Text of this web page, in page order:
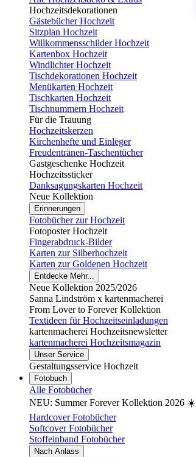
Hochzeitsdekorationen
Gästebücher Hochzeit
Sitzplan Hochzeit
Willkommensschilder Hochzeit
Kartenbox Hochzeit
Windlichter Hochzeit
Tischdekorationen Hochzeit
Menükarten Hochzeit
Tischkarten Hochzeit
Tischnummern Hochzeit
Für die Trauung
Hochzeitskerzen
Kirchenhefte und Einleger
Freudentränen-Taschentücher
Gastgeschenke Hochzeit
Hochzeitssticker
Danksagungskarten Hochzeit
Neue Kollektion
Erinnerungen
Fotobücher zur Hochzeit
Fotoposter Hochzeit
Fingerabdruck-Bilder
Karten zur Silberhochzeit
Karten zur Goldenen Hochzeit
Entdecke Mehr...
Neue Kollektion 2025/2026
Sanna Lindström x kartenmacherei
From Lover to Forever Kollektion
Textideen für Hochzeitseinladungen
kartenmacherei Hochzeitsnewsletter
kartenmacherei Hochzeitsmagazin
Unser Service
Gestaltungsservice Hochzeit
Fotobuch
Alle Fotobücher
NEU: Summer Forever Kollektion 2026 ☀️
Hardcover Fotobücher
Softcover Fotobücher
Stoffeinband Fotobücher
Nach Anlass